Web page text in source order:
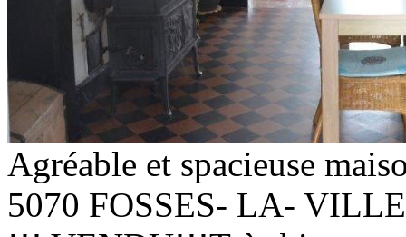
Agréable et spacieuse
5070 FOSSES- LA- VILLE